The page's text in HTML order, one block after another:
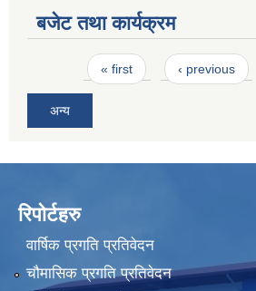
बजेट तथा कार्यक्रम
Pages« first ‹ previous
अन्य
रिपोर्टहरु
वार्षिक प्रगति प्रतिवेदन
चौमासिक प्रगति प्रतिवेदन